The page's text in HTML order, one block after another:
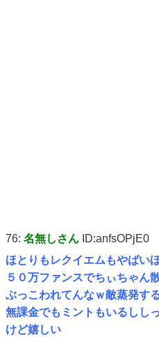
76: 名無しさん ID:anfsOPjE0
ほとりもレクイエムもやばい
５０万ファンスでちぃちゃん
ぶっこわれてんなｗ敵蒸発す
無課金でもミントもいるしし
けど嬉しい